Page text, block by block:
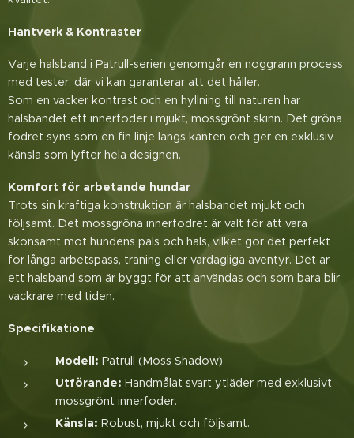
Hantverk & Kontraster
Varje halsband i Patrull-serien genomgår en noggrann process
med tester, där vi kan garanterar att det håller.
Som en vacker kontrast och en hyllning till naturen har
halsbandet ett innerfoder i mjukt, mossgrönt skinn. Det gröna
fodret syns som en fin linje längs kanten och ger en exklusiv
känsla som lyfter hela designen.
Komfort för arbetande hundar
Trots sin kraftiga konstruktion är halsbandet mjukt och
följsamt. Det mossgröna innerfodret är valt för att vara
skonsamt mot hundens päls och hals, vilket gör det perfekt
för långa arbetspass, träning eller vardagliga äventyr. Det är
ett halsband som är byggt för att användas och som bara blir
vackrare med tiden.
Specifikatione
Modell: Patrull (Moss Shadow)
Utförande: Handmålat svart ytläder med exklusivt
mossgrönt innerfoder.
Känsla: Robust, mjukt och följsamt.